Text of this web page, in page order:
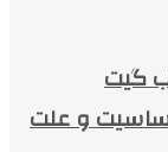
گیت
و علت